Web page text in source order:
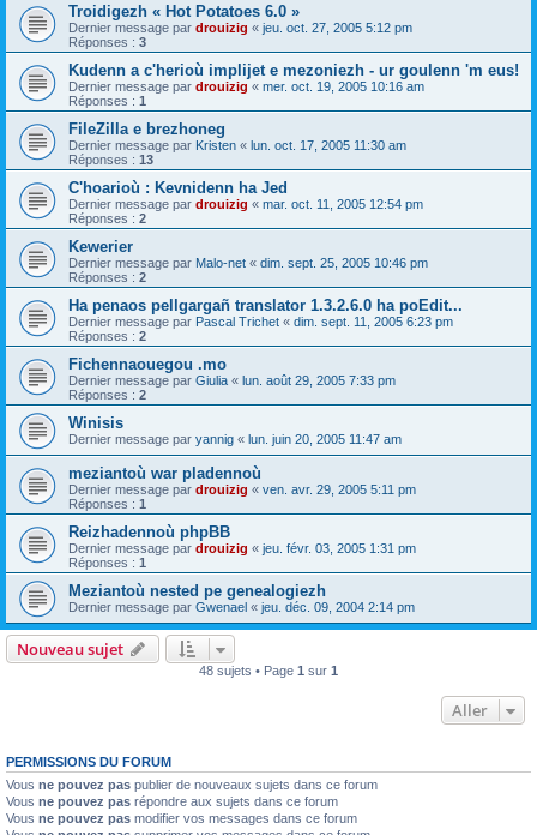
Troidigezh « Hot Potatoes 6.0 »
Dernier message par drouizig « jeu. oct. 27, 2005 5:12 pm
Réponses : 3
Kudenn a c'herioù implijet e mezoniezh - ur goulenn 'm eus!
Dernier message par drouizig « mer. oct. 19, 2005 10:16 am
Réponses : 1
FileZilla e brezhoneg
Dernier message par Kristen « lun. oct. 17, 2005 11:30 am
Réponses : 13
C'hoarioù : Kevnidenn ha Jed
Dernier message par drouizig « mar. oct. 11, 2005 12:54 pm
Réponses : 2
Kewerier
Dernier message par Malo-net « dim. sept. 25, 2005 10:46 pm
Réponses : 2
Ha penaos pellgargañ translator 1.3.2.6.0 ha poEdit...
Dernier message par Pascal Trichet « dim. sept. 11, 2005 6:23 pm
Réponses : 2
Fichennaouegou .mo
Dernier message par Giulia « lun. août 29, 2005 7:33 pm
Réponses : 2
Winisis
Dernier message par yannig « lun. juin 20, 2005 11:47 am
meziantoù war pladennoù
Dernier message par drouizig « ven. avr. 29, 2005 5:11 pm
Réponses : 1
Reizhadennoù phpBB
Dernier message par drouizig « jeu. févr. 03, 2005 1:31 pm
Réponses : 1
Meziantoù nested pe genealogiezh
Dernier message par Gwenael « jeu. déc. 09, 2004 2:14 pm
Nouveau sujet
48 sujets • Page 1 sur 1
Aller
PERMISSIONS DU FORUM
Vous ne pouvez pas publier de nouveaux sujets dans ce forum
Vous ne pouvez pas répondre aux sujets dans ce forum
Vous ne pouvez pas modifier vos messages dans ce forum